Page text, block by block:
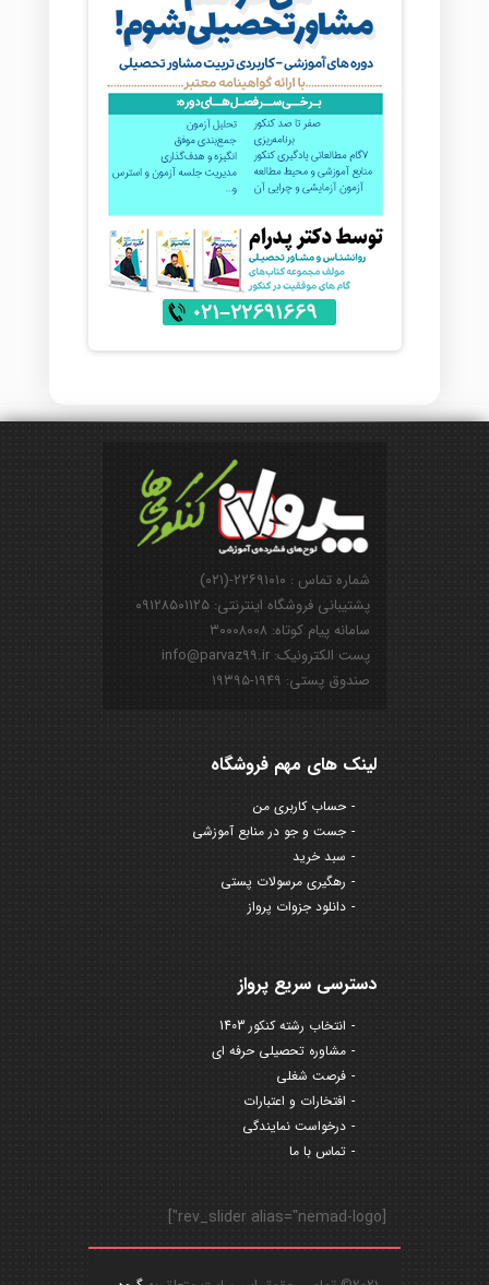
شماره تماس : ۲۲۶۹۱۰۱۰-(۰۲۱)
پشتیبانی فروشگاه اینترنتی: ۰۹۱۲۸۵۰۱۱۲۵
سامانه پیام کوتاه: ۳۰۰۰۸۰۰۸
پست الکترونیک: info@parvaz99.ir
صندوق پستی: ۱۹۴۹-۱۹۳۹۵
لینک های مهم فروشگاه
حساب کاربری من
جست و جو در منابع آموزشی
سبد خرید
رهگیری مرسولات پستی
دانلود جزوات پرواز
دسترسی سریع پرواز
انتخاب رشته کنکور 1403
مشاوره تحصیلی حرفه ای
فرصت شغلی
افتخارات و اعتبارات
درخواست نمایندگی
تماس با ما
[rev_slider alias="nemad-logo"]